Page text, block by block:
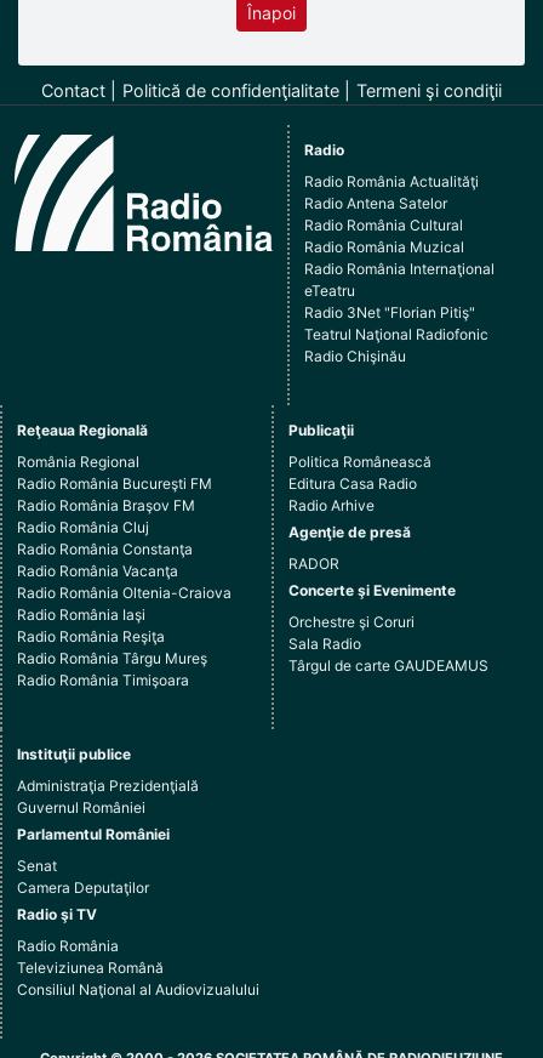
Înapoi
Contact Politică de confidenţialitate Termeni şi condiţii
Radio
Radio România Actualităţi
Radio Antena Satelor
Radio România Cultural
Radio România Muzical
Radio România Internaţional
eTeatru
Radio 3Net "Florian Pitiş"
Teatrul Naţional Radiofonic
Radio Chişinău
Reţeaua Regională
România Regional
Radio România Bucureşti FM
Radio România Braşov FM
Radio România Cluj
Radio România Constanţa
Radio România Vacanţa
Radio România Oltenia-Craiova
Radio România Iaşi
Radio România Reşiţa
Radio România Târgu Mureş
Radio România Timişoara
Publicaţii
Politica Românească
Editura Casa Radio
Radio Arhive
Agenţie de presă
RADOR
Concerte şi Evenimente
Orchestre şi Coruri
Sala Radio
Târgul de carte GAUDEAMUS
Instituţii publice
Administraţia Prezidenţială
Guvernul României
Parlamentul României
Senat
Camera Deputaţilor
Radio şi TV
Radio România
Televiziunea Română
Consiliul Naţional al Audiovizualului